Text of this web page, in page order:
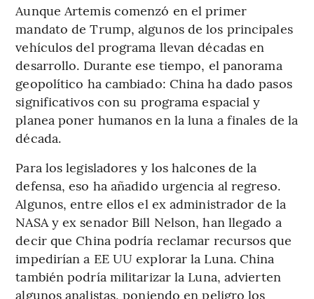
Aunque Artemis comenzó en el primer
mandato de Trump, algunos de los principales
vehículos del programa llevan décadas en
desarrollo. Durante ese tiempo, el panorama
geopolítico ha cambiado: China ha dado pasos
significativos con su programa espacial y
planea poner humanos en la luna a finales de la
década.
Para los legisladores y los halcones de la
defensa, eso ha añadido urgencia al regreso.
Algunos, entre ellos el ex administrador de la
NASA y ex senador Bill Nelson, han llegado a
decir que China podría reclamar recursos que
impedirían a EE UU explorar la Luna. China
también podría militarizar la Luna, advierten
algunos analistas, poniendo en peligro los